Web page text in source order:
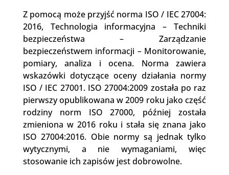
Z pomocą może przyjść norma ISO / IEC 27004:
2016, Technologia informacyjna – Techniki
bezpieczeństwa – Zarządzanie
bezpieczeństwem informacji – Monitorowanie,
pomiary, analiza i ocena. Norma zawiera
wskazówki dotyczące oceny działania normy
ISO / IEC 27001. ISO 27004:2009 została po raz
pierwszy opublikowana w 2009 roku jako część
rodziny norm ISO 27000, później została
zmieniona w 2016 roku i stała się znana jako
ISO 27004:2016. Obie normy są jednak tylko
wytycznymi, a nie wymaganiami, więc
stosowanie ich zapisów jest dobrowolne.